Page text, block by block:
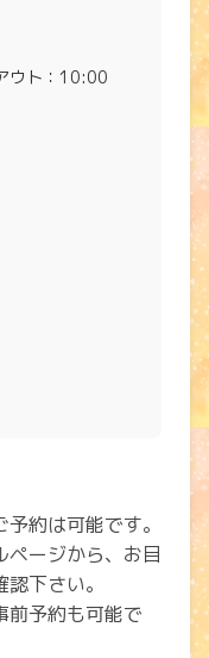
ウト：10:00
約は可能です。
ページから、お目
下さい。
前予約も可能で